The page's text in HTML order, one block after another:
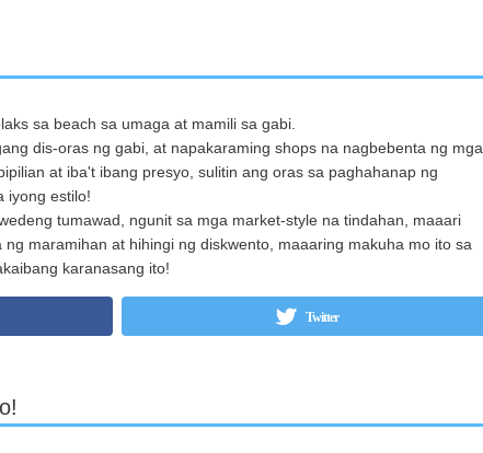
sa beach sa umaga at mamili sa gabi.
dis-oras ng gabi, at napakaraming shops na nagbebenta ng mga
at iba't ibang presyo, sulitin ang oras sa paghahanap ng
iyong estilo!
tumawad, ngunit sa mga market-style na tindahan, maaari
maramihan at hihingi ng diskwento, maaaring makuha mo ito sa
karanasang ito!
Twitter